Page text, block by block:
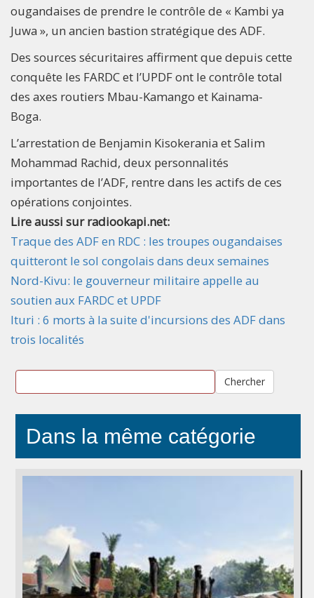
ougandaises de prendre le contrôle de « Kambi ya
Juwa », un ancien bastion stratégique des ADF.
Des sources sécuritaires affirment que depuis cette
conquête les FARDC et l’UPDF ont le contrôle total
des axes routiers Mbau-Kamango et Kainama-
Boga.
L’arrestation de Benjamin Kisokerania et Salim
Mohammad Rachid, deux personnalités
importantes de l’ADF, rentre dans les actifs de ces
opérations conjointes.
Lire aussi sur radiookapi.net:
Traque des ADF en RDC : les troupes ougandaises
quitteront le sol congolais dans deux semaines
Nord-Kivu: le gouverneur militaire appelle au
soutien aux FARDC et UPDF
Ituri : 6 morts à la suite d'incursions des ADF dans
trois localités
Chercher
Dans la même catégorie